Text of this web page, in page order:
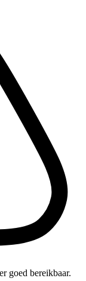
goed bereikbaar.